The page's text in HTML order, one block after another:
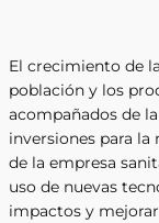
El crecimiento de
población y los
acompañados de
inversiones para
de la empresa
uso de nuevas
impactos y